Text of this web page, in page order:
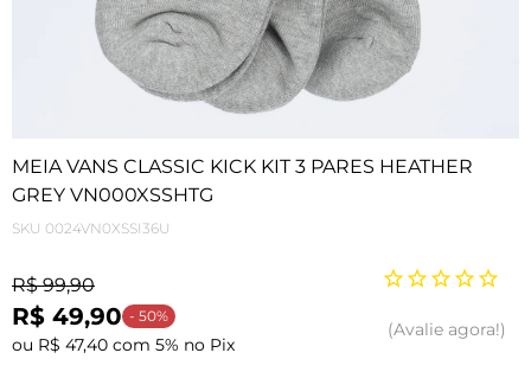
MEIA VANS CLASSIC KICK KIT 3 PARES HEATHER
GREY VN000XSSHTG
SKU 0024VN0XSSI36U
R$ 99,90
R$ 49,90 - 50%
ou R$ 47,40 com 5% no Pix
Avalie agora!